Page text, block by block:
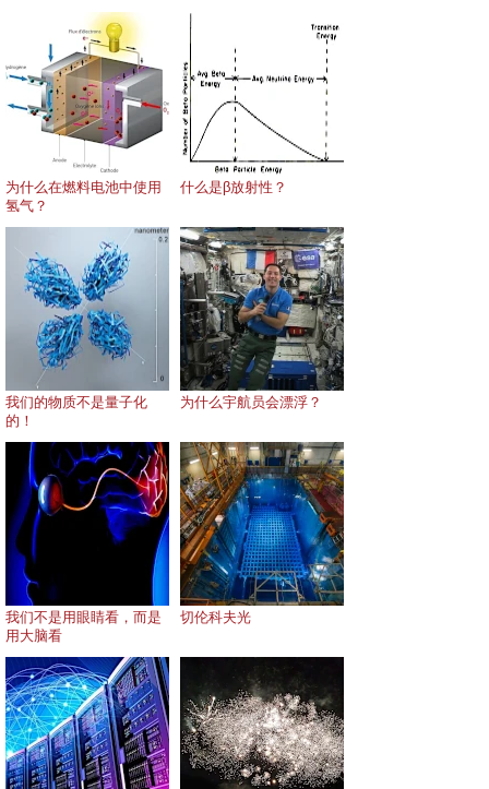
为什么在燃料电池中使用
氢气？
什么是β放射性？
我们的物质不是量子化
的！
为什么宇航员会漂浮？
我们不是用眼睛看，而是
用大脑看
切伦科夫光